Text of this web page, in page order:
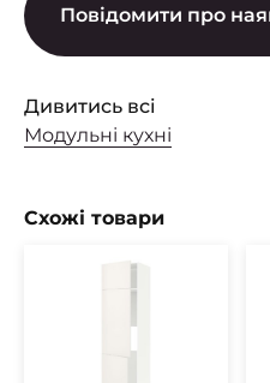
Повідомити про
Дивитись всі
Модульні кухні
Схожі товари